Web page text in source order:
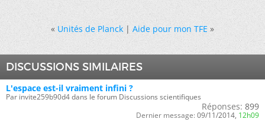
« Unités de Planck|Aide pour mon TFE »
DISCUSSIONS SIMILAIRES
L'espace est-il vraiment infini ?
Par invite259b90d4 dans le forum Discussions scientifiques
Réponses: 899
Dernier message: 09/11/2014, 12h09